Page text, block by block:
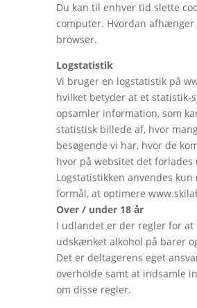
Du kan til enhver tid slette
computer. Hvordan afhænger
browser.
Logstatistik
Vi bruger en logstatistik på
hvilket betyder at et statistik-
opsamler information, som
statistisk billede af, hvor
besøgende vi har, hvor de
hvor på websitet det forlades
Logstatistikken anvendes kun
formål, at optimere
Over / under 18 år
I udlandet er der regler for at
udskænket alkohol på barer
Det er deltagerens eget
overholde samt at indsamle
om disse regler.